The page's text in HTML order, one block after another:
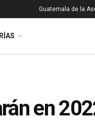
Guatemala de la
en